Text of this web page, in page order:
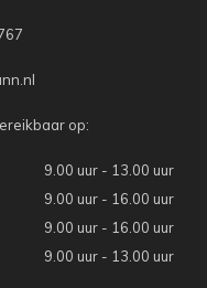
op:
9.00 uur - 13.00 uur
9.00 uur - 16.00 uur
9.00 uur - 16.00 uur
9.00 uur - 13.00 uur